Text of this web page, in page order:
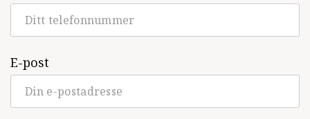
E-post